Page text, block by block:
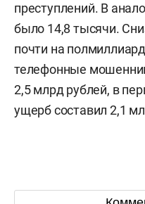
преступлений. В
было 14,8 тысячи.
почти на
телефонные
2,5 млрд рублей, в
ущерб составил 2,1